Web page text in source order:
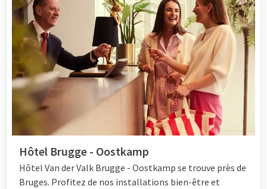
Hôtel Brugge - Oostkamp
Hôtel Van der Valk Brugge - Oostkamp se trouve près de
Bruges. Profitez de nos installations bien-être et